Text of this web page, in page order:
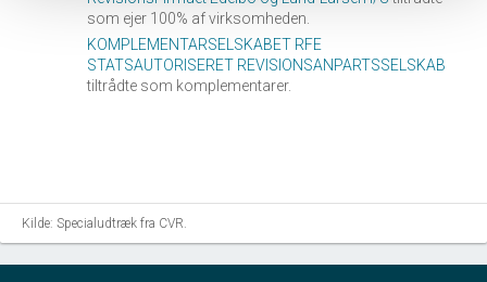
som ejer 100% af virksomheden.
KOMPLEMENTARSELSKABET RFE
STATSAUTORISERET REVISIONSANPARTSSELSKAB
tiltrådte som komplementarer.
Kilde: Specialudtræk fra CVR.